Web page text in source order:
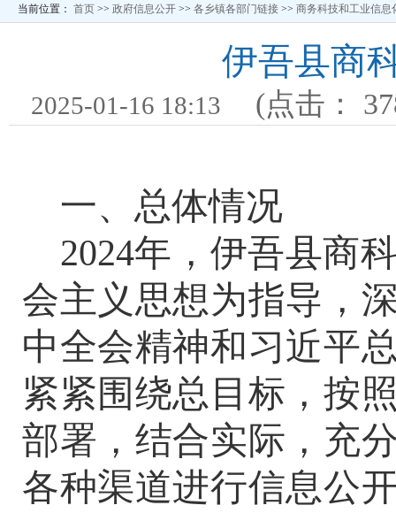
当前位置： 首页 >> 政府信息公开 >> 各乡镇各部门链接 >> 商务科技和工业信息
伊吾县商
2025-01-16 18:13 (点击：
一、总体情况
2024年， 伊吾县商
会主义思想为指导，
中全会精神和习近平
紧紧围绕总目标，按
部署，结合实际，充
各种渠道进行信息公